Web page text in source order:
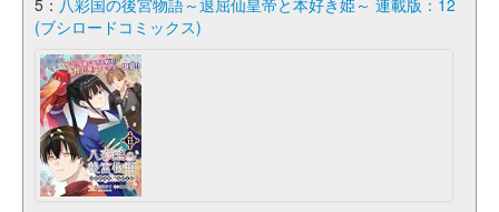
5： 八彩国の後宮物語～退屈仙皇帝と本好き姫～ 連載版：12
(ブシロードコミックス)